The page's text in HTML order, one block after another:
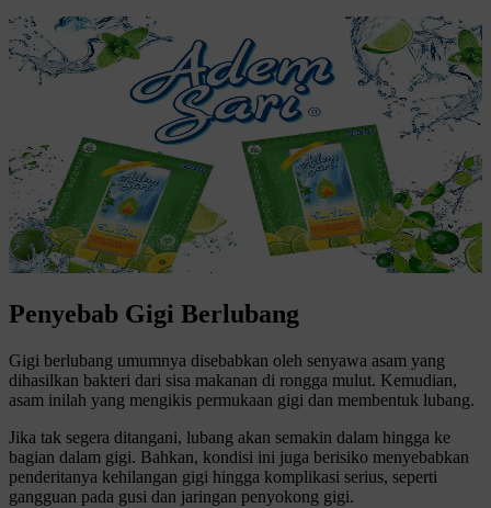
Penyebab Gigi Berlubang
Gigi berlubang umumnya disebabkan oleh senyawa asam yang
dihasilkan bakteri dari sisa makanan di rongga mulut. Kemudian,
asam inilah yang mengikis permukaan gigi dan membentuk lubang.
Jika tak segera ditangani, lubang akan semakin dalam hingga ke
bagian dalam gigi. Bahkan, kondisi ini juga berisiko menyebabkan
penderitanya kehilangan gigi hingga komplikasi serius, seperti
gangguan pada gusi dan jaringan penyokong gigi.